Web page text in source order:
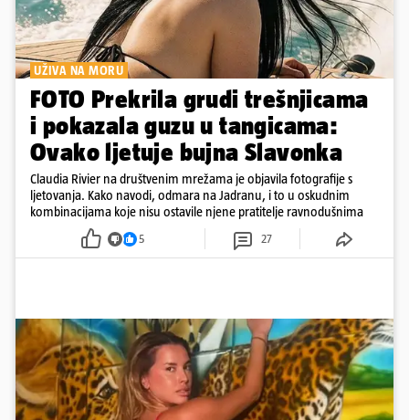
UŽIVA NA MORU
FOTO Prekrila grudi trešnjicama
i pokazala guzu u tangicama:
Ovako ljetuje bujna Slavonka
Claudia Rivier na društvenim mrežama je objavila fotografije s
ljetovanja. Kako navodi, odmara na Jadranu, i to u oskudnim
kombinacijama koje nisu ostavile njene pratitelje ravnodušnima
5 27